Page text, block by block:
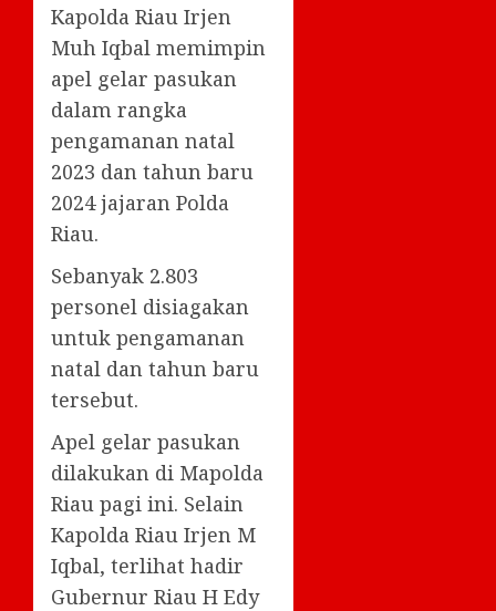
Kapolda Riau Irjen
Muh Iqbal memimpin
apel gelar pasukan
dalam rangka
pengamanan natal
2023 dan tahun baru
2024 jajaran Polda
Riau.
Sebanyak 2.803
personel disiagakan
untuk pengamanan
natal dan tahun baru
tersebut.
Apel gelar pasukan
dilakukan di Mapolda
Riau pagi ini. Selain
Kapolda Riau Irjen M
Iqbal, terlihat hadir
Gubernur Riau H Edy